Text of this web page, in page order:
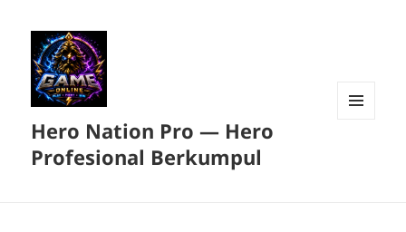
Hero Nation Pro — Hero
Profesional Berkumpul